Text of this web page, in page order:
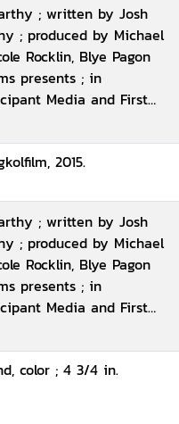
; written by Josh
; produced by Michael
Rocklin, Blye Pagon
presents ; in
Media and First
Content
2015.
; written by Josh
; produced by Michael
Rocklin, Blye Pagon
presents ; in
Media and First
Content
color ; 4 3/4 in.